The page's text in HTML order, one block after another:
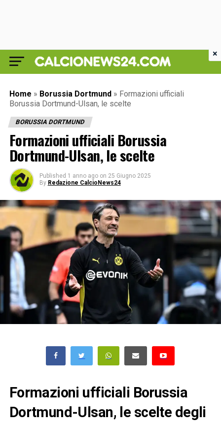
Home » Borussia Dortmund » Formazioni ufficiali
Borussia Dortmund-Ulsan, le scelte
BORUSSIA DORTMUND
Formazioni ufficiali Borussia
Dortmund-Ulsan, le scelte
Published 1 anno ago on 25 Giugno 2025
By Redazione CalcioNews24
Formazioni ufficiali Borussia
Dortmund-Ulsan, le scelte degli
×